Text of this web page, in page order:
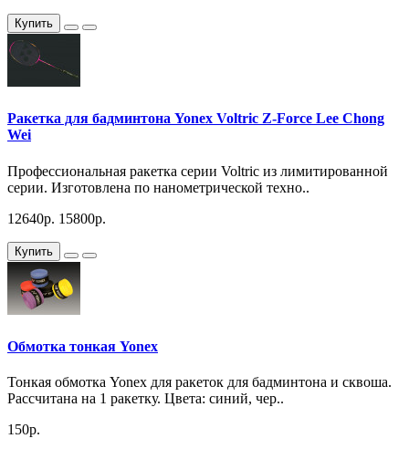
Купить
Ракетка для бадминтона Yonex Voltric Z-Force Lee Chong
Wei
Профессиональная ракетка серии Voltric из лимитированной
серии. Изготовлена по нанометрической техно..
12640р. 15800р.
Купить
Обмотка тонкая Yonex
Тонкая обмотка Yonex для ракеток для бадминтона и сквоша.
Рассчитана на 1 ракетку. Цвета: синий, чер..
150р.